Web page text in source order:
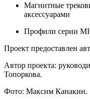
Магнитные
аксессуарами
Профили серии
Проект предоставлен
Автор проекта:
Топоркова.
Фото: Максим Канакин.